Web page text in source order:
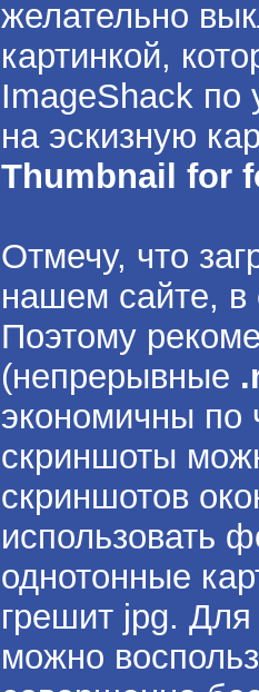
желательно
картинкой,
ImageShack по
на эскизную
Thumbnail for
Отмечу, что
нашем сайте, в
Поэтому
(непрерывные
экономичны по
скриншоты
скриншотов
использовать
однотонные
грешит jpg.
можно